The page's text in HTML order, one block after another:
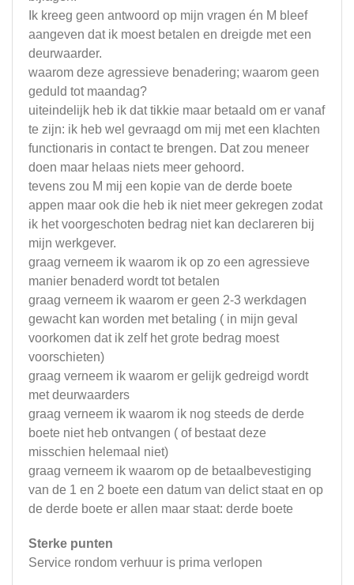
Ik kreeg geen antwoord op mijn vragen én M bleef
aangeven dat ik moest betalen en dreigde met een
deurwaarder.
waarom deze agressieve benadering; waarom geen
geduld tot maandag?
uiteindelijk heb ik dat tikkie maar betaald om er vanaf
te zijn: ik heb wel gevraagd om mij met een klachten
functionaris in contact te brengen. Dat zou meneer
doen maar helaas niets meer gehoord.
tevens zou M mij een kopie van de derde boete
appen maar ook die heb ik niet meer gekregen zodat
ik het voorgeschoten bedrag niet kan declareren bij
mijn werkgever.
graag verneem ik waarom ik op zo een agressieve
manier benaderd wordt tot betalen
graag verneem ik waarom er geen 2-3 werkdagen
gewacht kan worden met betaling ( in mijn geval
voorkomen dat ik zelf het grote bedrag moest
voorschieten)
graag verneem ik waarom er gelijk gedreigd wordt
met deurwaarders
graag verneem ik waarom ik nog steeds de derde
boete niet heb ontvangen ( of bestaat deze
misschien helemaal niet)
graag verneem ik waarom op de betaalbevestiging
van de 1 en 2 boete een datum van delict staat en op
de derde boete er allen maar staat: derde boete
Sterke punten
Service rondom verhuur is prima verlopen